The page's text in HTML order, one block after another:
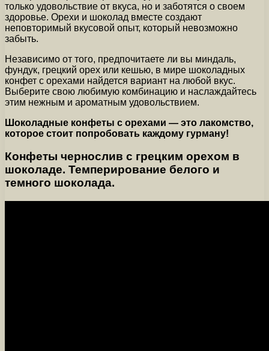
только удовольствие от вкуса, но и заботятся о своем
здоровье. Орехи и шоколад вместе создают
неповторимый вкусовой опыт, который невозможно
забыть.
Независимо от того, предпочитаете ли вы миндаль,
фундук, грецкий орех или кешью, в мире шоколадных
конфет с орехами найдется вариант на любой вкус.
Выберите свою любимую комбинацию и наслаждайтесь
этим нежным и ароматным удовольствием.
Шоколадные конфеты с орехами — это лакомство,
которое стоит попробовать каждому гурману!
Конфеты чернослив с грецким орехом в
шоколаде. Темперирование белого и
темного шоколада.